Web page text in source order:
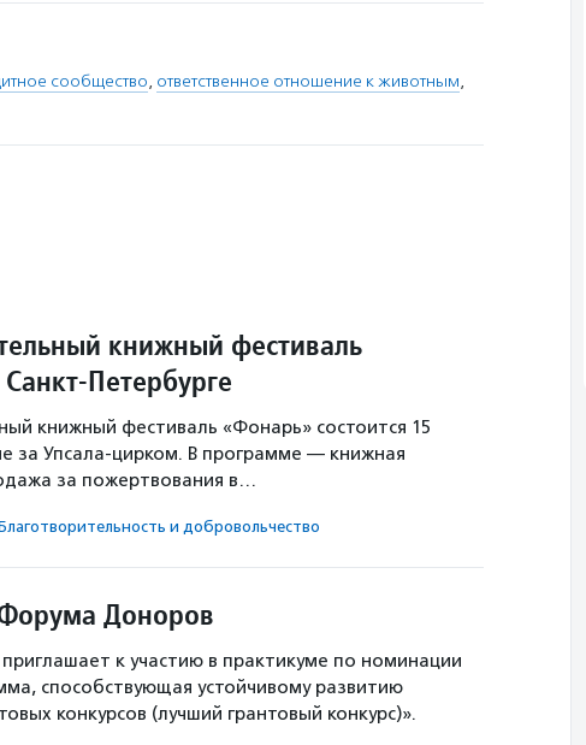
сообщество, ответственное отношение к животным,
книжный фестиваль
Петербурге
книжный фестиваль «Фонарь» состоится 15
за Упсала-цирком. В программе — книжная
за пожертвования в…
и доброволь­чест­во
Доноров
к участию в практикуме по номинации
способствующая устойчивому развитию
конкурсов (лучший грантовый конкурс)».